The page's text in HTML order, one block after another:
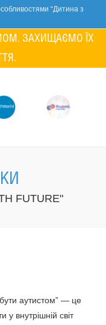
“Дитина з
ЗАХИЩАЄМО ЇХ
FUTURE"
аутистом” — це
у внутрішній світ